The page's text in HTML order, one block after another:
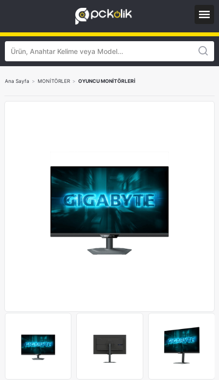
Ana Sayfa > MONİTÖRLER > OYUNCU MONİTÖRLERİ